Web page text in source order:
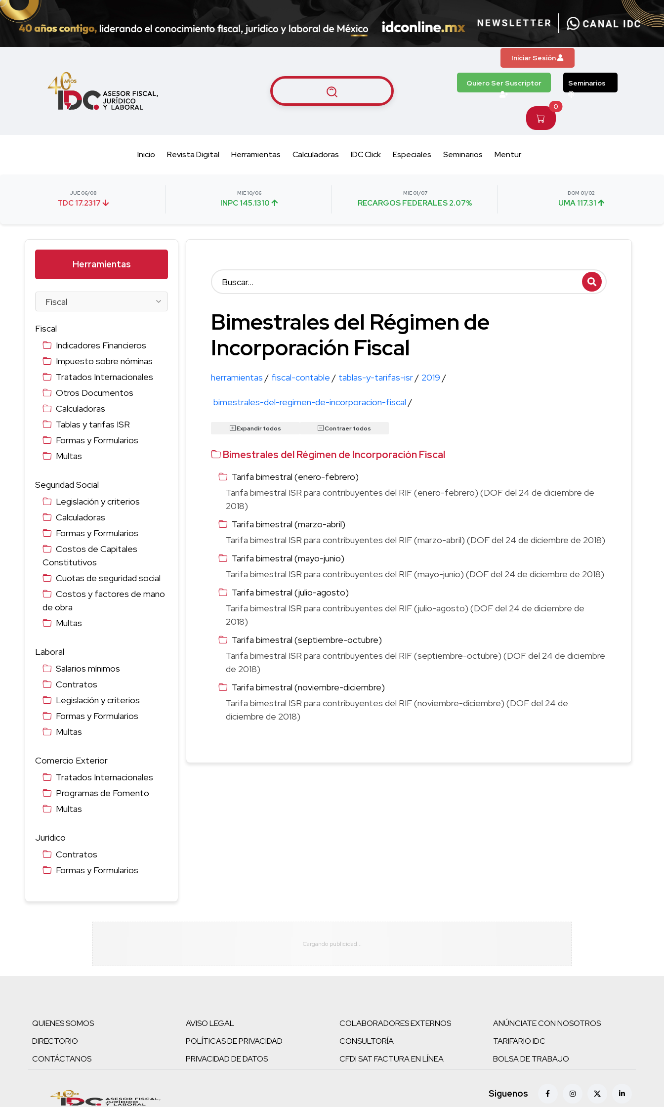
Iniciar Sesión
Quiero Ser Suscriptor Seminarios
0
Inicio Revista Digital Herramientas Calculadoras IDC Click Especiales Seminarios Mentur
JUE 06/08
TDC 17.2317
MIE 10/06
INPC 145.1310
MIE 01/07
RECARGOS FEDERALES 2.07%
DOM 01/02
UMA 117.31
Herramientas
Fiscal
Indicadores Financieros
Impuesto sobre nóminas
Tratados Internacionales
Otros Documentos
Calculadoras
Tablas y tarifas ISR
Formas y Formularios
Multas
Seguridad Social
Legislación y criterios
Calculadoras
Formas y Formularios
Costos de Capitales
Constitutivos
Cuotas de seguridad social
Costos y factores de mano
de obra
Multas
Laboral
Salarios mínimos
Contratos
Legislación y criterios
Formas y Formularios
Multas
Comercio Exterior
Tratados Internacionales
Programas de Fomento
Multas
Jurídico
Contratos
Formas y Formularios
Bimestrales del Régimen de
Incorporación Fiscal
herramientas / fiscal-contable / tablas-y-tarifas-isr/ 2019 /
bimestrales-del-regimen-de-incorporacion-fiscal /
Expandir todos Contraer todos
Bimestrales del Régimen de Incorporación Fiscal
Tarifa bimestral (enero-febrero)
Tarifa bimestral ISR para contribuyentes del RIF (enero-febrero) (DOF del 24 de diciembre de
2018)
Tarifa bimestral (marzo-abril)
Tarifa bimestral ISR para contribuyentes del RIF (marzo-abril) (DOF del 24 de diciembre de 2018)
Tarifa bimestral (mayo-junio)
Tarifa bimestral ISR para contribuyentes del RIF (mayo-junio) (DOF del 24 de diciembre de 2018)
Tarifa bimestral (julio-agosto)
Tarifa bimestral ISR para contribuyentes del RIF (julio-agosto) (DOF del 24 de diciembre de
2018)
Tarifa bimestral (septiembre-octubre)
Tarifa bimestral ISR para contribuyentes del RIF (septiembre-octubre) (DOF del 24 de diciembre
de 2018)
Tarifa bimestral (noviembre-diciembre)
Tarifa bimestral ISR para contribuyentes del RIF (noviembre-diciembre) (DOF del 24 de
diciembre de 2018)
QUIENES SOMOS
DIRECTORIO
CONTÁCTANOS
AVISO LEGAL
POLÍTICAS DE PRIVACIDAD
PRIVACIDAD DE DATOS
COLABORADORES EXTERNOS
CONSULTORÍA
CFDI SAT FACTURA EN LÍNEA
ANÚNCIATE CON NOSOTROS
TARIFARIO IDC
BOLSA DE TRABAJO
Siguenos